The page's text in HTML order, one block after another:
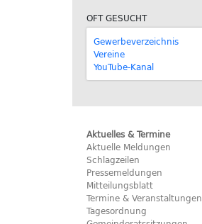
OFT GESUCHT
Gewerbeverzeichnis
Vereine
YouTube-Kanal
Aktuelles & Termine
Aktuelle Meldungen
Schlagzeilen
Pressemeldungen
Mitteilungsblatt
Termine & Veranstaltungen
Tagesordnung